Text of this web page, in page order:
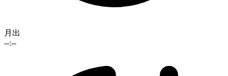
月出
--:--